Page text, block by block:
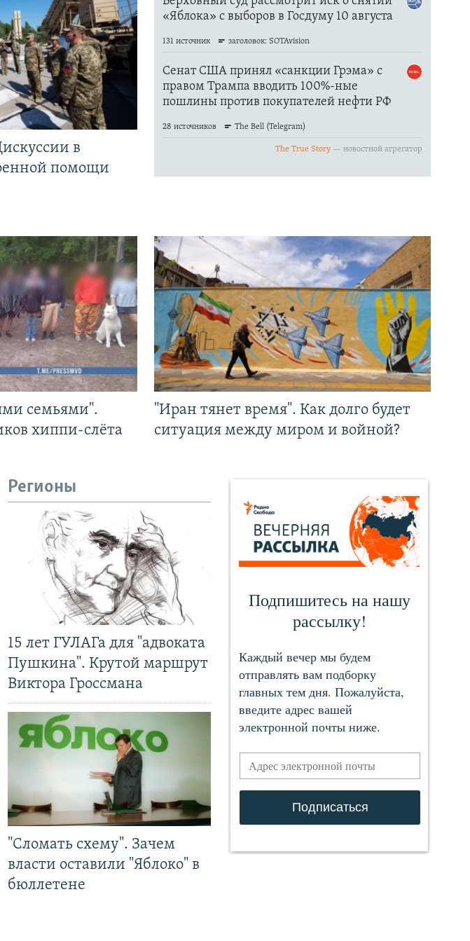
в
помощи
семьями".
хиппи-слёта
"Иран тянет время". Как долго будет
ситуация между миром и войной?
Регионы
15 лет ГУЛАГа для "адвоката
Пушкина". Крутой маршрут
Виктора Гроссмана
"Сломать схему". Зачем
власти оставили "Яблоко" в
бюллетене